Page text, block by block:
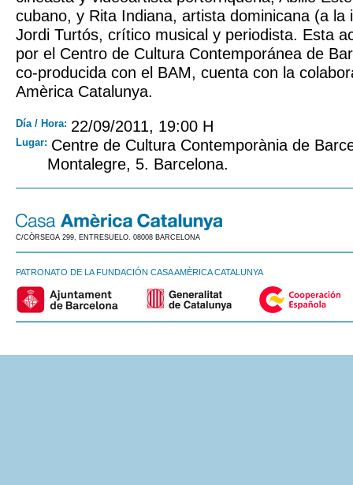
cubano, y Rita Indiana, artista dominicana (a la
Jordi Turtós, crítico musical y periodista. Esta
por el Centro de Cultura Contemporánea de
co-producida con el BAM, cuenta con la
Amèrica Catalunya.
Día / Hora: 22/09/2011, 19:00 H
Lugar: Centre de Cultura Contemporània de
Montalegre, 5. Barcelona.
C/CÒRSEGA 299, ENTRESUELO. 08008 BARCELONA
PATRONATO DE LA FUNDACIÓN CASA AMÈRICA CATALUNYA